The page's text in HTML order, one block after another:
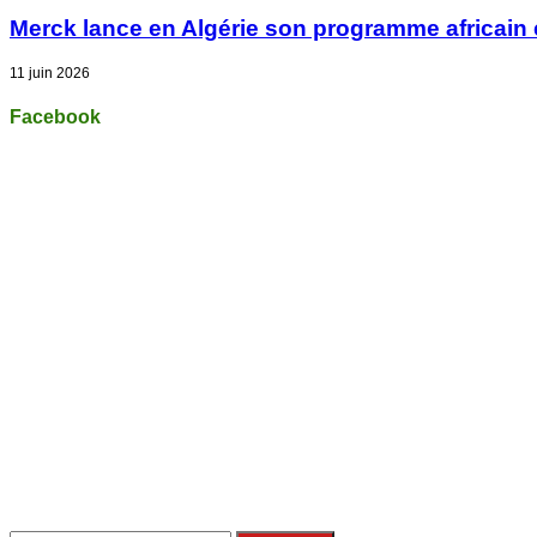
Merck lance en Algérie son programme africain
11 juin 2026
Facebook